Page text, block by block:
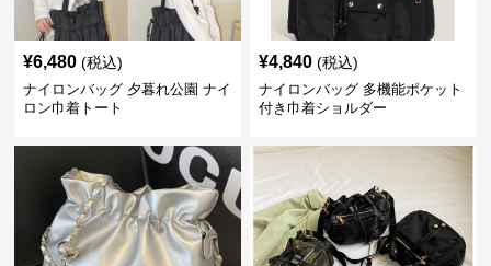
¥6,480 (税込)
ナイロンバッグ 夕暮れ公園 ナイ
ロン巾着トート
¥4,840 (税込)
ナイロンバッグ 多機能ポケット
付き巾着ショルダー